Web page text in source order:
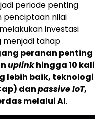
periode penting
penciptaan nilai
investasi
menjadi tahap
peranan penting
uplinkhingga 10 kali
lebih baik, teknologi
danpassive IoT,
melalui AI.